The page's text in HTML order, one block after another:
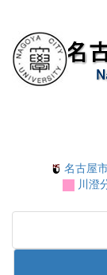
名古屋
川澄